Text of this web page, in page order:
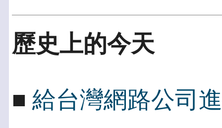
歷史上的今天
■ 給台灣網路公司